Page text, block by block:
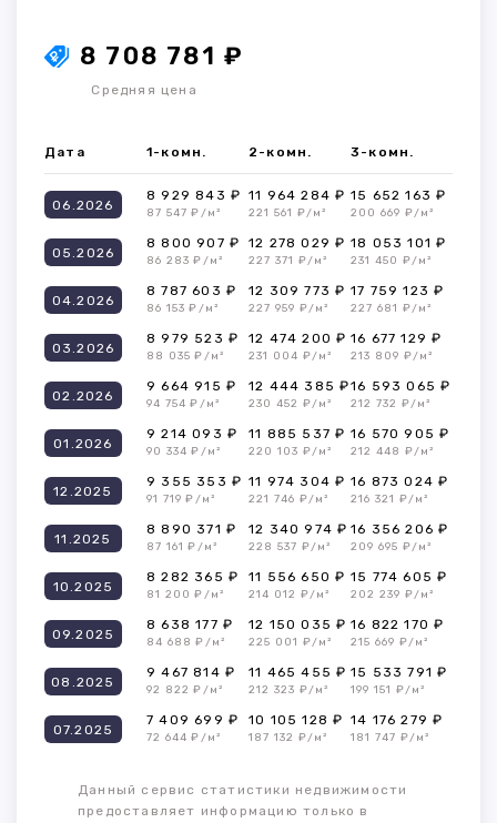
8 708 781 ₽
Средняя цена
Дата 1-комн. 2-комн. 3-комн.
06.2026
8 929 843 ₽
87 547 ₽/м²
11 964 284 ₽
221 561 ₽/м²
15 652 163 ₽
200 669 ₽/м²
05.2026
8 800 907 ₽
86 283 ₽/м²
12 278 029 ₽
227 371 ₽/м²
18 053 101 ₽
231 450 ₽/м²
04.2026
8 787 603 ₽
86 153 ₽/м²
12 309 773 ₽
227 959 ₽/м²
17 759 123 ₽
227 681 ₽/м²
03.2026
8 979 523 ₽
88 035 ₽/м²
12 474 200 ₽
231 004 ₽/м²
16 677 129 ₽
213 809 ₽/м²
02.2026
9 664 915 ₽
94 754 ₽/м²
12 444 385 ₽
230 452 ₽/м²
16 593 065 ₽
212 732 ₽/м²
01.2026
9 214 093 ₽
90 334 ₽/м²
11 885 537 ₽
220 103 ₽/м²
16 570 905 ₽
212 448 ₽/м²
12.2025
9 355 353 ₽
91 719 ₽/м²
11 974 304 ₽
221 746 ₽/м²
16 873 024 ₽
216 321 ₽/м²
11.2025
8 890 371 ₽
87 161 ₽/м²
12 340 974 ₽
228 537 ₽/м²
16 356 206 ₽
209 695 ₽/м²
10.2025
8 282 365 ₽
81 200 ₽/м²
11 556 650 ₽
214 012 ₽/м²
15 774 605 ₽
202 239 ₽/м²
09.2025
8 638 177 ₽
84 688 ₽/м²
12 150 035 ₽
225 001 ₽/м²
16 822 170 ₽
215 669 ₽/м²
08.2025
9 467 814 ₽
92 822 ₽/м²
11 465 455 ₽
212 323 ₽/м²
15 533 791 ₽
199 151 ₽/м²
07.2025
7 409 699 ₽
72 644 ₽/м²
10 105 128 ₽
187 132 ₽/м²
14 176 279 ₽
181 747 ₽/м²
Данный сервис статистики недвижимости
предоставляет информацию только в